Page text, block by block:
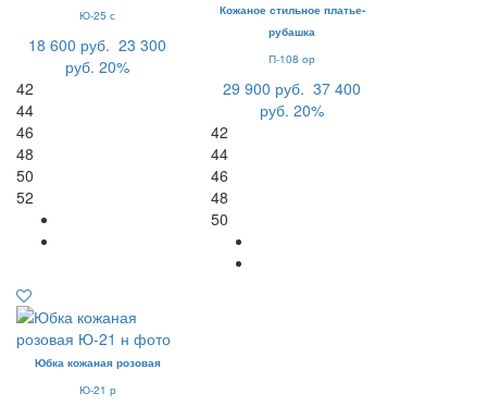
Ю-25 с
18 600 руб. 23 300
руб. 20%
42
44
46
48
50
52
Кожаное стильное платье-
рубашка
П-108 ор
29 900 руб. 37 400
руб. 20%
42
44
46
48
50
Юбка кожаная розовая
Ю-21 р